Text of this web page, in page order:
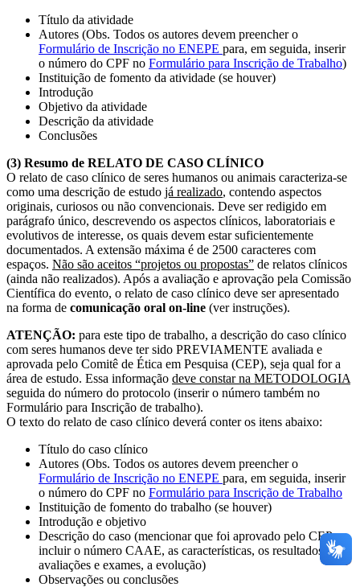
Título da atividade
Autores (Obs. Todos os autores devem preencher o
Formulário de Inscrição no ENEPE para, em seguida, inserir
o número do CPF no Formulário para Inscrição de Trabalho)
Instituição de fomento da atividade (se houver)
Introdução
Objetivo da atividade
Descrição da atividade
Conclusões
(3) Resumo de RELATO DE CASO CLÍNICO
O relato de caso clínico de seres humanos ou animais caracteriza-se
como uma descrição de estudo já realizado, contendo aspectos
originais, curiosos ou não convencionais. Deve ser redigido em
parágrafo único, descrevendo os aspectos clínicos, laboratoriais e
evolutivos de interesse, os quais devem estar suficientemente
documentados. A extensão máxima é de 2500 caracteres com
espaços. Não são aceitos “projetos ou propostas” de relatos clínicos
(ainda não realizados). Após a avaliação e aprovação pela Comissão
Científica do evento, o relato de caso clínico deve ser apresentado
na forma de comunicação oral on-line (ver instruções).
ATENÇÃO: para este tipo de trabalho, a descrição do caso clínico
com seres humanos deve ter sido PREVIAMENTE avaliada e
aprovada pelo Comitê de Ética em Pesquisa (CEP), seja qual for a
área de estudo. Essa informação deve constar na METODOLOGIA
seguida do número do protocolo (inserir o número também no
Formulário para Inscrição de trabalho).
O texto do relato de caso clínico deverá conter os itens abaixo:
Título do caso clínico
Autores (Obs. Todos os autores devem preencher o
Formulário de Inscrição no ENEPE para, em seguida, inserir
o número do CPF no Formulário para Inscrição de Trabalho
Instituição de fomento do trabalho (se houver)
Introdução e objetivo
Descrição do caso (mencionar que foi aprovado pelo CEP e
incluir o número CAAE, as características, os resultados de
avaliações e exames, a evolução)
Observações ou conclusões